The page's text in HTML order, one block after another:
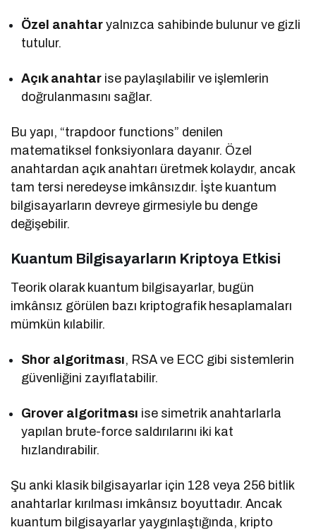
Özel anahtar yalnızca sahibinde bulunur ve gizli
tutulur.
Açık anahtar ise paylaşılabilir ve işlemlerin
doğrulanmasını sağlar.
Bu yapı, “trapdoor functions” denilen
matematiksel fonksiyonlara dayanır. Özel
anahtardan açık anahtarı üretmek kolaydır, ancak
tam tersi neredeyse imkânsızdır. İşte kuantum
bilgisayarların devreye girmesiyle bu denge
değişebilir.
Kuantum Bilgisayarların Kriptoya Etkisi
Teorik olarak kuantum bilgisayarlar, bugün
imkânsız görülen bazı kriptografik hesaplamaları
mümkün kılabilir.
Shor algoritması, RSA ve ECC gibi sistemlerin
güvenliğini zayıflatabilir.
Grover algoritması ise simetrik anahtarlarla
yapılan brute-force saldırılarını iki kat
hızlandırabilir.
Şu anki klasik bilgisayarlar için 128 veya 256 bitlik
anahtarlar kırılması imkânsız boyuttadır. Ancak
kuantum bilgisayarlar yaygınlaştığında, kripto